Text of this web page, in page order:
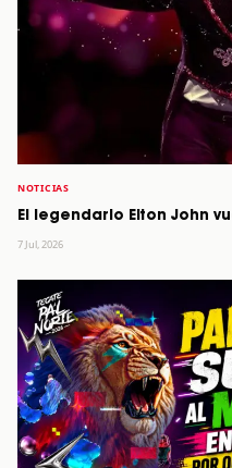
NOTICIAS
El legendario Elton John
7 Jul, 2026